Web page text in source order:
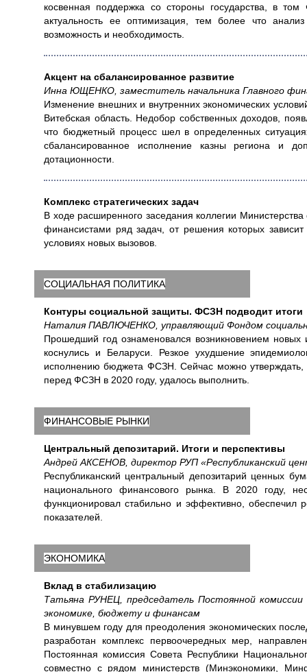
косвенная поддержка со стороны государства, в
актуальность ее оптимизация, тем более что
возможность и необходимость.
Акцент на сбалансированное развитие
Инна ЮЩЕНКО, заместитель начальника Главного
Изменение внешних и внутренних экономических
Витебская область. Недобор собственных доходов,
что бюджетный процесс шел в определенных
сбалансированное исполнение казны региона и
дотационности.
Комплекс стратегических задач
В ходе расширенного заседания коллегии
финансистами ряд задач, от решения которых
условиях новых вызовов.
СОЦИАЛЬНАЯ ПОЛИТИКА
Контуры социальной защиты. ФСЗН подводит итоги
Наталия ПАВЛЮЧЕНКО, управляющий Фондом
Прошедший год ознаменовался возникновением
коснулись и Беларуси. Резкое ухудшение
исполнению бюджета ФСЗН. Сейчас можно
перед ФСЗН в 2020 году, удалось выполнить.
ФИНАНСОВЫЕ РЫНКИ
Центральный депозитарий. Итоги и перспективы
Андрей АКСЕНОВ, директор РУП «Республиканский
Республиканский центральный депозитарий ценных
национального финансового рынка. В 2020 году,
функционировал стабильно и эффективно, обеспечил
показателей.
ЭКОНОМИКА
Вклад в стабилизацию
Татьяна РУНЕЦ, председатель Постоянной комиссии
экономике, бюджету и финансам
В минувшем году для преодоления экономических
разработан комплекс первоочередных мер,
Постоянная комиссия Совета Республики
совместно с рядом министерств (Минэкономики,